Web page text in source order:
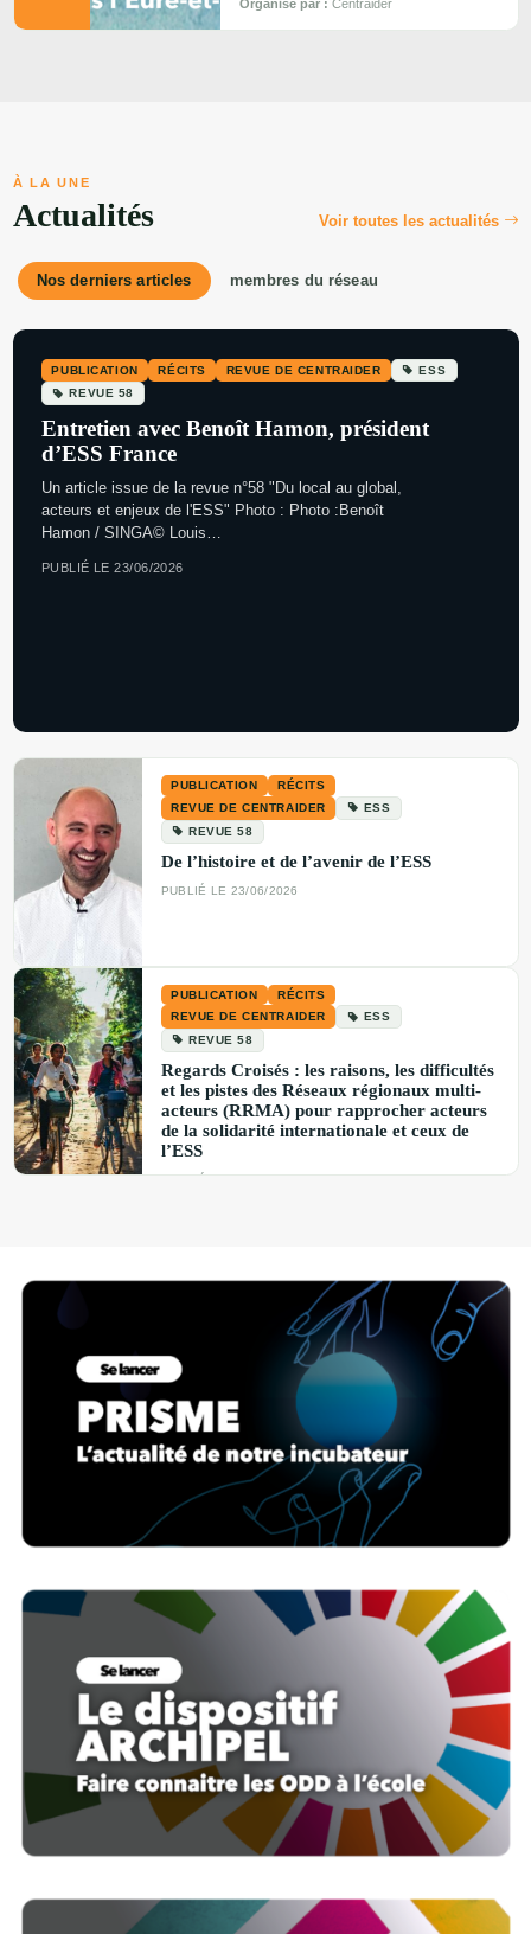
Organisé par : Centraider
À LA UNE
Actualités Voir toutes les actualités
Nos derniers articles membres du réseau
PUBLICATION RÉCITS REVUE DE CENTRAIDER
ESS
REVUE 58
Entretien avec Benoît Hamon, président
d’ESS France
Un article issue de la revue n°58 "Du local au global,
acteurs et enjeux de l'ESS" Photo : Photo :Benoît
Hamon / SINGA© Louis…
PUBLIÉ LE 23/06/2026
PUBLICATION
RÉCITS
REVUE DE CENTRAIDER
ESS
REVUE 58
De l’histoire et de l’avenir de l’ESS
PUBLIÉ LE 23/06/2026
PUBLICATION
RÉCITS
REVUE DE CENTRAIDER
ESS
REVUE 58
Regards Croisés : les raisons, les difficultés
et les pistes des Réseaux régionaux multi-
acteurs (RRMA) pour rapprocher acteurs
de la solidarité internationale et ceux de
l’ESS